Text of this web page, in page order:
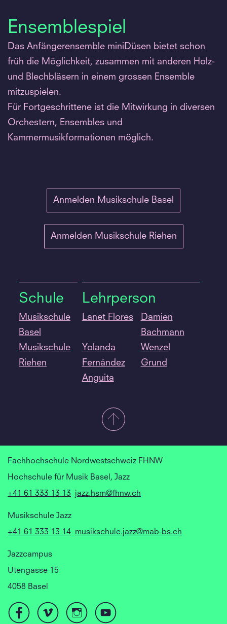
Ensemblespiel
Das Anfängerensemble miniDüsen bietet schon
früh die Möglichkeit, zusammen mit anderen Holz-
und Blechbläsern in einem grossen Ensemble
mitzuspielen.
Für Fortgeschrittene ist die Mitwirkung in diversen
Orchestern, Ensembles und
Kammermusikformationen möglich.
Anmelden Musikschule Basel
Anmelden Musikschule Riehen
Schule
Musikschule
Basel
Musikschule
Riehen
Lehrperson
Lanet Flores
Damien
Bachmann
Yolanda
Fernández
Anguita
Wenzel
Grund
Fachhochschule Nordwestschweiz FHNW
Hochschule für Musik Basel, Jazz
+41 61 333 13 13
jazz.hsm@fhnw.ch
Musikschule Jazz
+41 61 333 13 14 musikschule.jazz@mab-bs.ch
Jazzcampus
Utengasse 15
4058 Basel